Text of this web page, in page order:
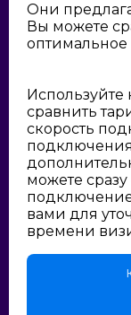
Они
Вы можете
Используйте
сравнить
скорость
можете
вами для
времени